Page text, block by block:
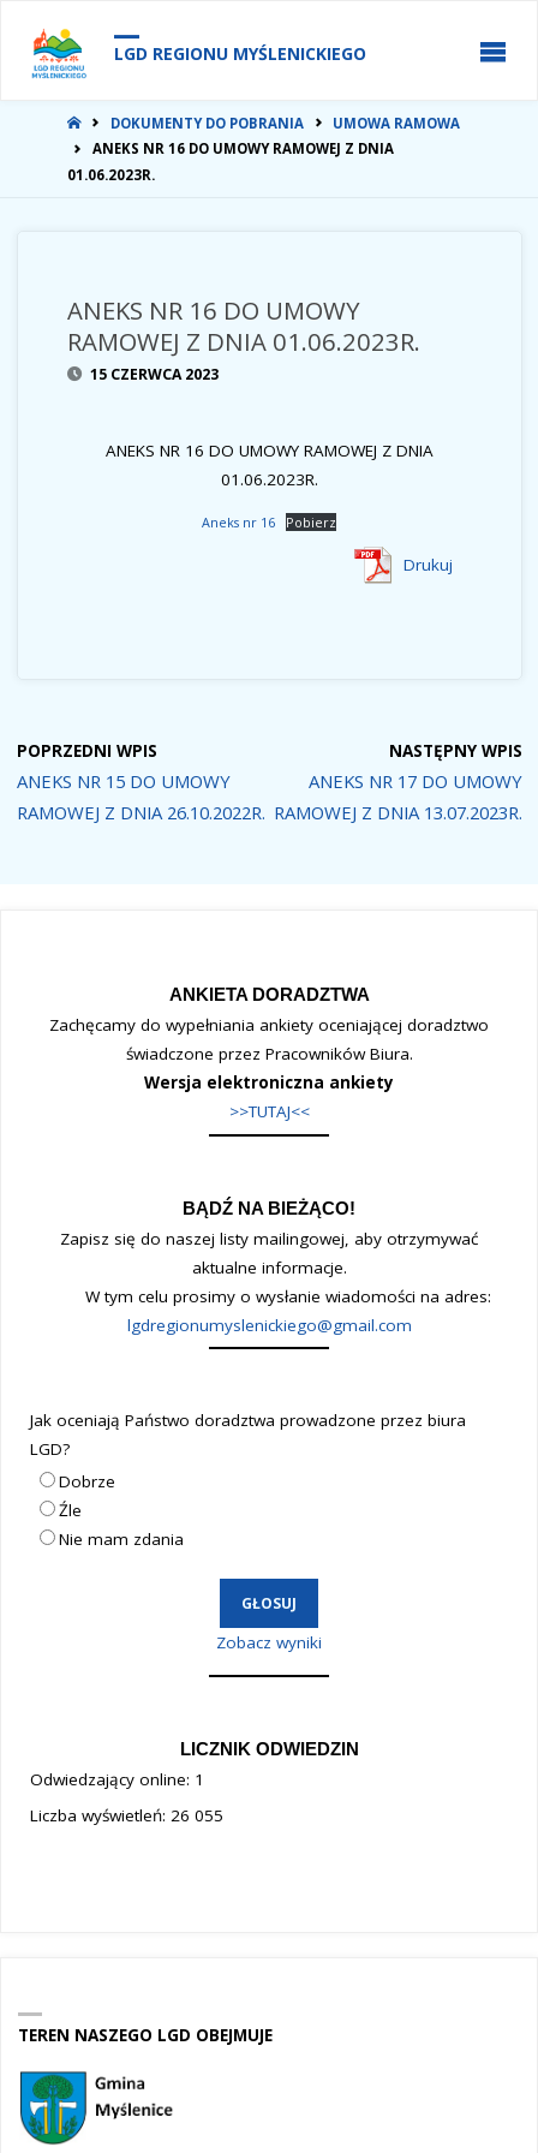
LGD REGIONU MYŚLENICKIEGO
STRONA
GŁÓWNA
DOKUMENTY DO POBRANIA
UMOWA RAMOWA
ANEKS NR 16 DO UMOWY RAMOWEJ Z DNIA
01.06.2023R.
ANEKS NR 16 DO UMOWY
RAMOWEJ Z DNIA 01.06.2023R.
15 CZERWCA 2023
ANEKS NR 16 DO UMOWY RAMOWEJ Z DNIA
01.06.2023R.
Aneks nr 16 Pobierz
Drukuj
POPRZEDNI WPIS
ANEKS NR 15 DO UMOWY
RAMOWEJ Z DNIA 26.10.2022R.
NASTĘPNY WPIS
ANEKS NR 17 DO UMOWY
RAMOWEJ Z DNIA 13.07.2023R.
ANKIETA DORADZTWA
Zachęcamy do wypełniania ankiety oceniającej doradztwo
świadczone przez Pracowników Biura.
Wersja elektroniczna ankiety
>>TUTAJ<<
BĄDŹ NA BIEŻĄCO!
Zapisz się do naszej listy mailingowej, aby otrzymywać
aktualne informacje.
W tym celu prosimy o wysłanie wiadomości na adres:
lgdregionumyslenickiego@gmail.com
Jak oceniają Państwo doradztwa prowadzone przez biura
LGD?
Dobrze
Źle
Nie mam zdania
Zobacz wyniki
LICZNIK ODWIEDZIN
Odwiedzający online: 1
Liczba wyświetleń: 26 055
TEREN NASZEGO LGD OBEJMUJE